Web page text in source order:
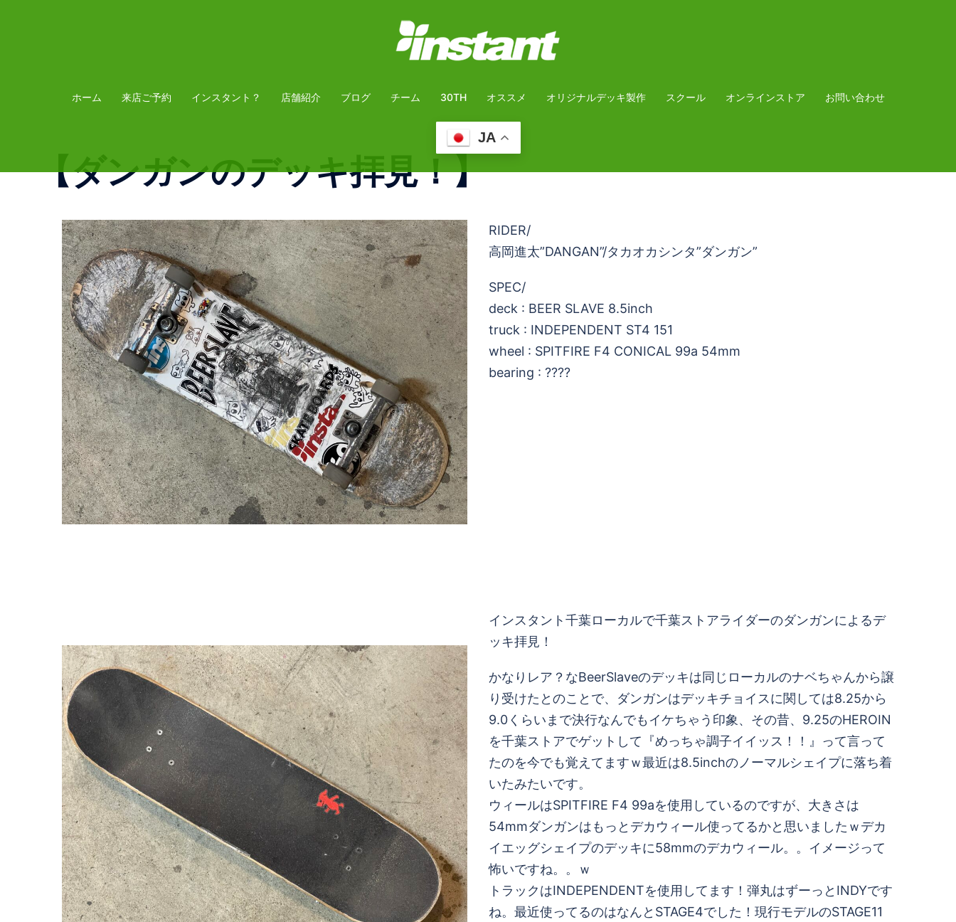
ホーム 来店ご予約 インスタント？ 店舗紹介 ブログ チーム 30TH オススメ オリジナルデッキ製作 スクール オンラインストア お問い合わせ
JA
【ダンガンのデッキ拝見！】
RIDER/
高岡進太”DANGAN”/タカオカシンタ”ダンガン”
SPEC/
deck : BEER SLAVE 8.5inch
truck : INDEPENDENT ST4 151
wheel : SPITFIRE F4 CONICAL 99a 54mm
bearing : ????
インスタント千葉ローカルで千葉ストアライダーのダンガンによるデ
ッキ拝見！
かなりレア？なBeerSlaveのデッキは同じローカルのナベちゃんから譲
り受けたとのことで、ダンガンはデッキチョイスに関しては8.25から
9.0くらいまで決行なんでもイケちゃう印象、その昔、9.25のHEROIN
を千葉ストアでゲットして『めっちゃ調子イイッス！！』って言って
たのを今でも覚えてますｗ最近は8.5inchのノーマルシェイプに落ち着
いたみたいです。
ウィールはSPITFIRE F4 99aを使用しているのですが、大きさは
54mmダンガンはもっとデカウィール使ってるかと思いましたｗデカ
イエッグシェイプのデッキに58mmのデカウィール。。イメージって
怖いですね。。ｗ
トラックはINDEPENDENTを使用してます！弾丸はずーっとINDYです
ね。最近使ってるのはなんとSTAGE4でした！現行モデルのSTAGE11